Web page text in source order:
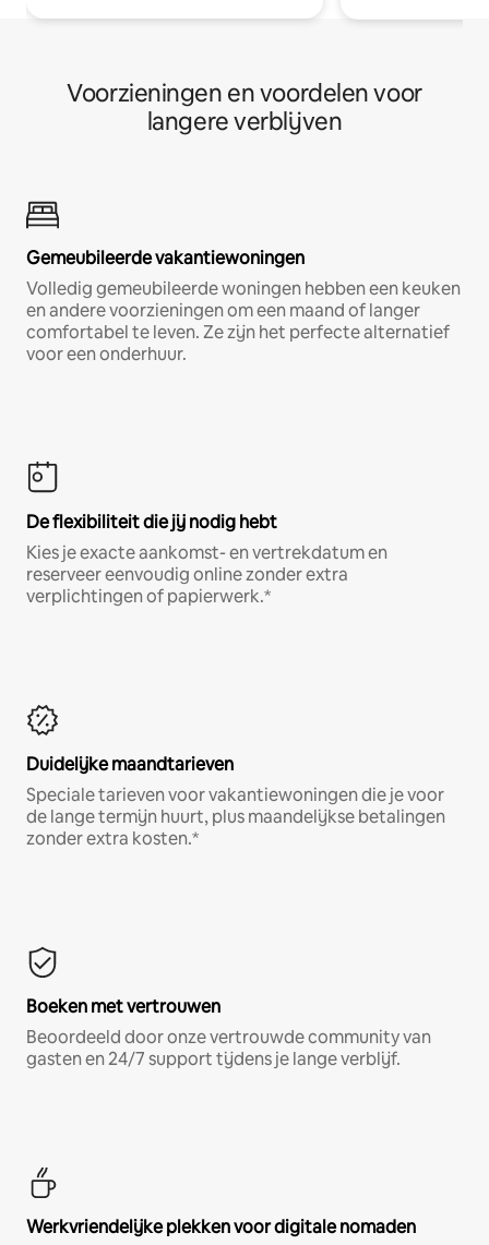
Voorzieningen en voordelen voor
langere verblijven
Gemeubileerde vakantiewoningen
Volledig gemeubileerde woningen hebben een keuken
en andere voorzieningen om een maand of langer
comfortabel te leven. Ze zijn het perfecte alternatief
voor een onderhuur.
De flexibiliteit die jij nodig hebt
Kies je exacte aankomst- en vertrekdatum en
reserveer eenvoudig online zonder extra
verplichtingen of papierwerk.*
Duidelijke maandtarieven
Speciale tarieven voor vakantiewoningen die je voor
de lange termijn huurt, plus maandelijkse betalingen
zonder extra kosten.*
Boeken met vertrouwen
Beoordeeld door onze vertrouwde community van
gasten en 24/7 support tijdens je lange verblijf.
Werkvriendelijke plekken voor digitale nomaden